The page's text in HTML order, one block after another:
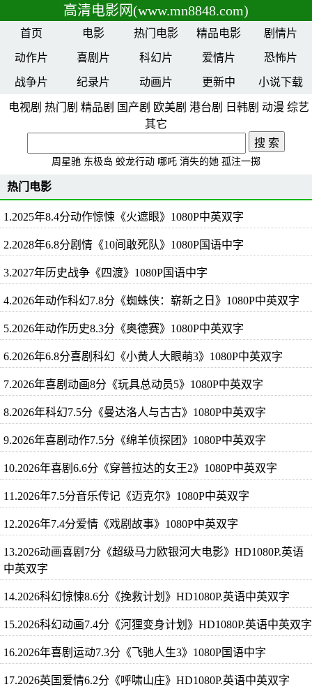
高清电影网(www.mn8848.com)
首页 电影 热门电影 精品电影 剧情片
动作片 喜剧片 科幻片 爱情片 恐怖片
战争片 纪录片 动画片 更新中 小说下载
电视剧 热门剧 精品剧 国产剧 欧美剧 港台剧 日韩剧 动漫 综艺
其它
周星驰 东极岛 蛟龙行动 哪吒 消失的她 孤注一掷
热门电影
1.2025年8.4分动作惊悚《火遮眼》1080P中英双字
2.2028年6.8分剧情《10间敢死队》1080P国语中字
3.2027年历史战争《四渡》1080P国语中字
4.2026年动作科幻7.8分《蜘蛛侠：崭新之日》1080P中英双字
5.2026年动作历史8.3分《奥德赛》1080P中英双字
6.2026年6.8分喜剧科幻《小黄人大眼萌3》1080P中英双字
7.2026年喜剧动画8分《玩具总动员5》1080P中英双字
8.2026年科幻7.5分《曼达洛人与古古》1080P中英双字
9.2026年喜剧动作7.5分《绵羊侦探团》1080P中英双字
10.2026年喜剧6.6分《穿普拉达的女王2》1080P中英双字
11.2026年7.5分音乐传记《迈克尔》1080P中英双字
12.2026年7.4分爱情《戏剧故事》1080P中英双字
13.2026动画喜剧7分《超级马力欧银河大电影》HD1080P.英语
中英双字
14.2026科幻惊悚8.6分《挽救计划》HD1080P.英语中英双字
15.2026科幻动画7.4分《河狸变身计划》HD1080P.英语中英双字
16.2026年喜剧运动7.3分《飞驰人生3》1080P国语中字
17.2026英国爱情6.2分《呼啸山庄》HD1080P.英语中英双字